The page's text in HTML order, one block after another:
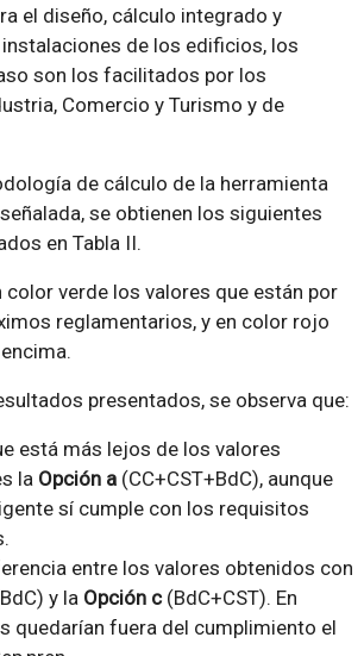
el diseño, cálculo integrado y
de los edificios, los
son los facilitados por los
Comercio y Turismo y de
de cálculo de la herramienta
se obtienen los siguientes
en Tabla II.
color verde los valores que están por
reglamentarios, y en color rojo
presentados, se observa que:
está más lejos de los valores
la Opción a(CC+CST+BdC), aunque
sí cumple con los requisitos
entre los valores obtenidos con
y la Opción c(BdC+CST). En
quedarían fuera del cumplimiento el